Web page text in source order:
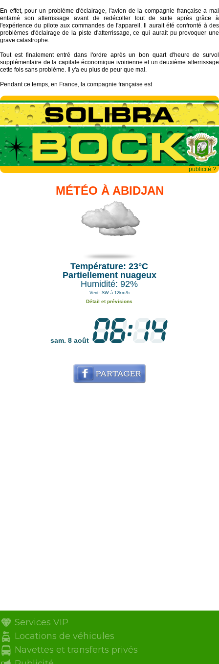
En effet, pour un problème d'éclairage, l'avion de la compagnie française a mal
entamé son atterrissage avant de redécoller tout de suite après grâce à
l'expérience du pilote aux commandes de l'appareil. Il aurait été confronté à des
problèmes d'éclairage de la piste d'atterrissage, ce qui aurait pu provoquer une
grave catastrophe.
Tout est finalement entré dans l'ordre après un bon quart d'heure de survol
supplémentaire de la capitale économique ivoirienne et un deuxième atterrissage
cette fois sans problème. Il y'a eu plus de peur que mal.
Pendant ce temps, en France, la compagnie française est
publicité ?
MÉTÉO À ABIDJAN
Température: 23°C
Partiellement nuageux
Humidité: 92%
Vent: SW à 12km/h
Détail et prévisions
sam. 8 août
Services VIP
Locations de véhicules
Navettes et transferts privés